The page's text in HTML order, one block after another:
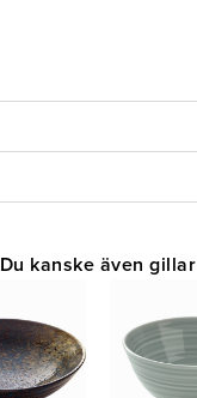
Du kanske även gillar